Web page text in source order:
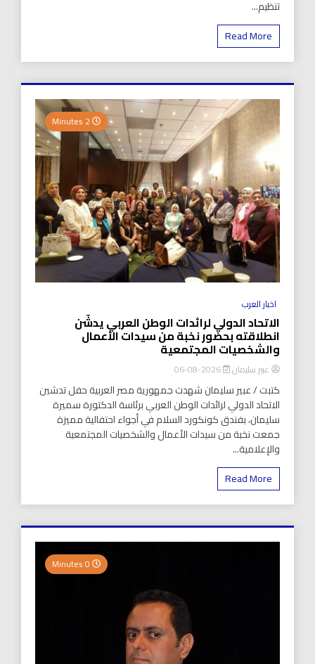
تنظيم...
Read More
اخبار العرب
الاتحاد الدولي لرائدات الوطن العربي يدشّن
انطلاقته بحضور نخبة من سيدات الأعمال
والشخصيات المجتمعية
عبير سليمان 2026-08-06
كتبت / عبير سليمان شهدت جمهورية مصر العربية حفل تدشين
الاتحاد الدولي لرائدات الوطن العربي برئاسة الدكتورة سميرة
سليمان، بفندق كونكورد السلام في أجواء احتفالية مميزة
جمعت نخبة من سيدات الأعمال والشخصيات المجتمعية
والإعلامية...
Read More